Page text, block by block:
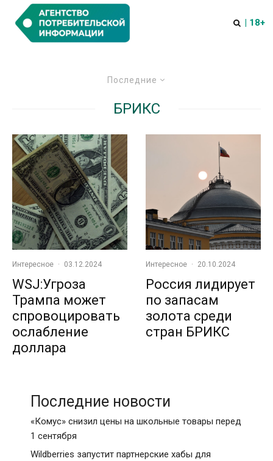
| 18+
Последние
БРИКС
Интересное · 03.12.2024
WSJ:Угроза
Трампа может
спровоцировать
ослабление
доллара
Интересное · 20.10.2024
Россия лидирует
по запасам
золота среди
стран БРИКС
Последние новости
«Комус» снизил цены на школьные товары перед
1 сентября
Wildberries запустит партнерские хабы для